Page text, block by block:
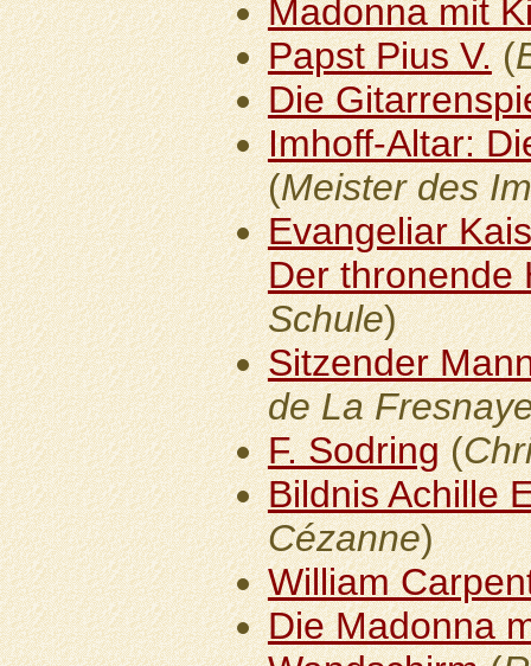
Madonna mit
Papst Pius V.(
Die
Imhoff-Altar:
(Meister des
Evangeliar
Der thronende
Schule)
Sitzender
de La
F. Sodring(
Bildnis Achille
Cézanne)
William
Die Madonna